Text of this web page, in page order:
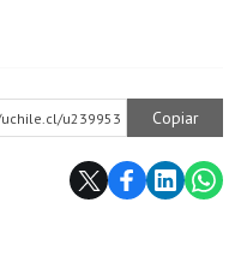
u239953 Copiar